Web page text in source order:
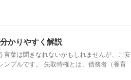
かりやすく解説
葉は聞きなれないかもしれませんが、ご安
プルです。 先取特権とは、債務者（養育